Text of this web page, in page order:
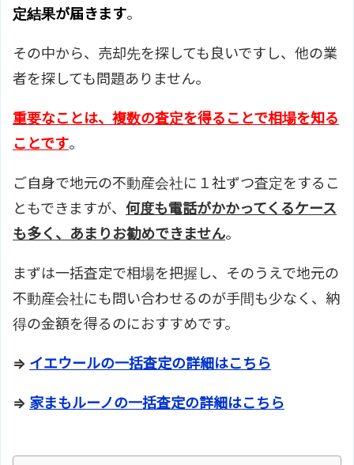
定結果が届きます。
その中から、売却先を探しても良いですし、他の業
者を探しても問題ありません。
重要なことは、複数の査定を得ることで相場を知る
ことです。
ご自身で地元の不動産会社に１社ずつ査定をするこ
ともできますが、 何度も電話がかかってくるケース
も多く、あまりお勧めできません。
まずは一括査定で相場を把握し、そのうえで地元の
不動産会社にも問い合わせるのが手間も少なく、納
得の金額を得るのにおすすめです。
⇒ イエウールの一括査定の詳細はこちら
⇒ 家まもルーノの一括査定の詳細はこちら